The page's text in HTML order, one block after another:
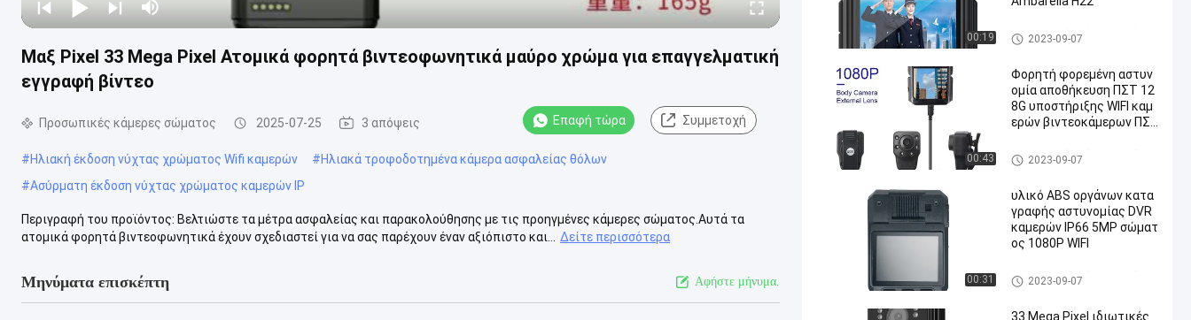
Μαξ Pixel 33 Mega Pixel Ατομικά φορητά βιντεοφωνητικά μαύρο χρώμα για επαγγελματική
εγγραφή βίντεο
Προσωπικές κάμερες σώματος 2025-07-25 3 απόψεις Επαφή τώρα Συμμετοχή
#Ηλιακή έκδοση νύχτας χρώματος Wifi καμερών #Ηλιακά τροφοδοτημένα κάμερα ασφαλείας θόλων
#Ασύρματη έκδοση νύχτας χρώματος καμερών IP
Περιγραφή του προϊόντος: Βελτιώστε τα μέτρα ασφαλείας και παρακολούθησης με τις προηγμένες κάμερες σώματος.Αυτά τα
ατομικά φορητά βιντεοφωνητικά έχουν σχεδιαστεί για να σας παρέχουν έναν αξιόπιστο και...
Δείτε περισσότερα
Μηνύματα επισκέπτη Αφήστε μήνυμα.
00:19
Προσωπικές κάμερες σώμα
τος
2023-09-07
00:43
Φορητή φορεμένη αστυν
ομία αποθήκευση ΠΣΤ 12
8G υποστήριξης WIFI καμ
ερών βιντεοκάμερων ΠΣ
Προσωπικές κάμερες σώμα
τος
2023-09-07
00:31
υλικό ABS οργάνων κατα
γραφής αστυνομίας DVR
καμερών IP66 5MP σώματ
ος 1080P WIFI
Προσωπικές κάμερες σώμα
τος
2023-09-07
33 Mega Pixel ιδιωτικές